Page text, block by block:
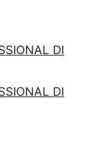
DI
DI